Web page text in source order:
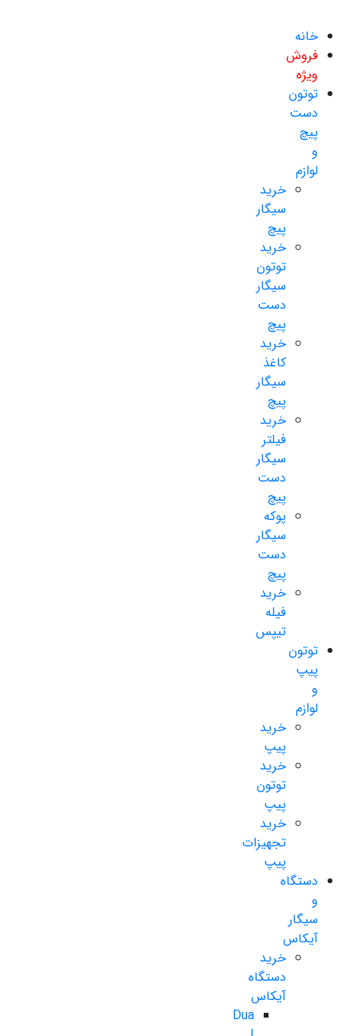
خانه
فروش
ویژه
توتون
دست
پیچ
و
لوازم
خرید
سیگار
پیچ
خرید
توتون
سیگار
دست
پیچ
خرید
کاغذ
سیگار
پیچ
خرید
فیلتر
سیگار
دست
پیچ
پوکه
سیگار
دست
پیچ
خرید
فیله
تیپس
توتون
پیپ
و
لوازم
خرید
پیپ
خرید
توتون
پیپ
خرید
تجهیزات
پیپ
دستگاه
و
سیگار
آیکاس
خرید
دستگاه
آیکاس
Dua